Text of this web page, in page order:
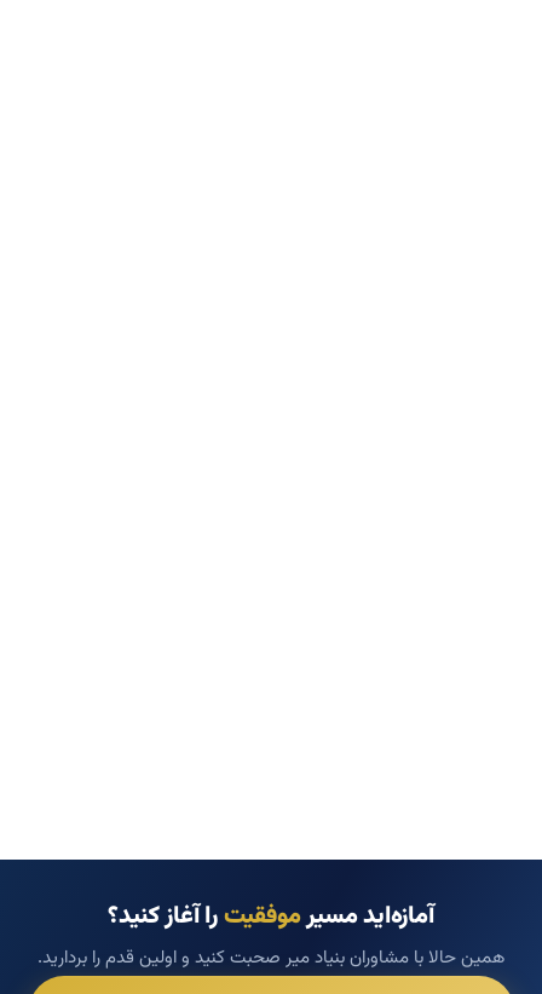
آمازه‌اید مسیرموفقیترا آغاز کنید؟
همین حالا با مشاوران بنیاد میر صحبت کنید و اولین قدم را بردارید.